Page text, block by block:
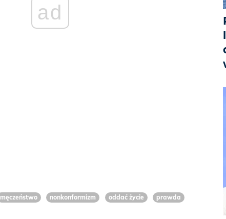
ad
męczeństwo nonkonformizm oddać życie
prawda